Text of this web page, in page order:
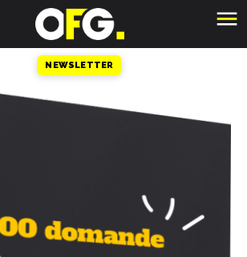
NEWSLETTER